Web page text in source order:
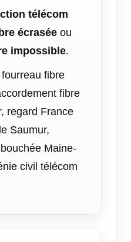
télécom
écrasée ou
impossible.
fibre
fibre
regard France
Saumur,
Maine-
civil télécom